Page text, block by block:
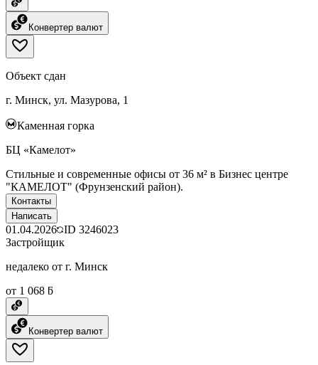
Конвертер валют
Объект сдан
г. Минск, ул. Мазурова, 1
Каменная горка
БЦ «Камелот»
Стильные и современные офисы от 36 м² в Бизнес центре
"КАМЕЛОТ" (Фрунзенский район).
Контакты
Написать
01.04.2026 ID 3246023
Застройщик
недалеко от г. Минск
от 1 068 ƃ
Конвертер валют